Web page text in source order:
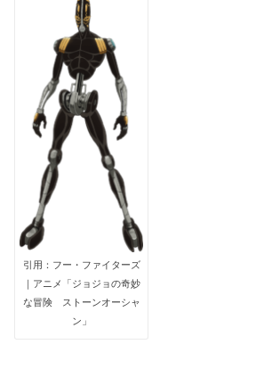
引用：フー・ファイターズ
｜アニメ「ジョジョの奇妙
な冒険 ストーンオーシャ
ン」